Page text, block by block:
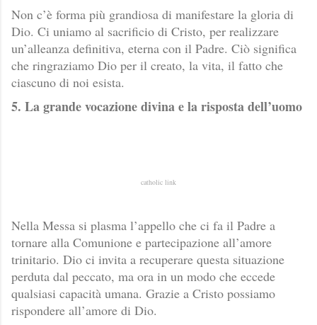
Non c’è forma più grandiosa di manifestare la gloria di
Dio. Ci uniamo al sacrificio di Cristo, per realizzare
un’alleanza definitiva, eterna con il Padre. Ciò significa
che ringraziamo Dio per il creato, la vita, il fatto che
ciascuno di noi esista.
5. La grande vocazione divina e la risposta dell’uomo
catholic link
Nella Messa si plasma l’appello che ci fa il Padre a
tornare alla Comunione e partecipazione all’amore
trinitario. Dio ci invita a recuperare questa situazione
perduta dal peccato, ma ora in un modo che eccede
qualsiasi capacità umana. Grazie a Cristo possiamo
rispondere all’amore di Dio.